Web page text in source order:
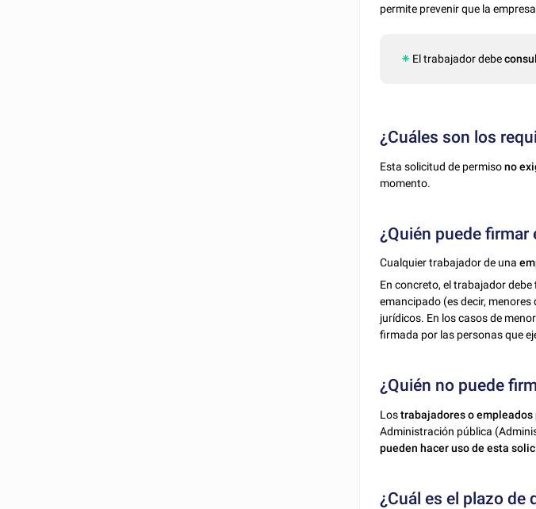
permite prevenir que la
El trabajador debe
¿Cuáles son los
Esta solicitud de permisono
momento.
¿Quién puede
Cualquier trabajador de una
En concreto, el trabajador debe
emancipado (es decir,
jurídicos. En los casos de
firmada por las personas que
¿Quién no puede
Lostrabajadores o empleados
Administración pública
pueden hacer uso de esta
¿Cuál es el plazo de